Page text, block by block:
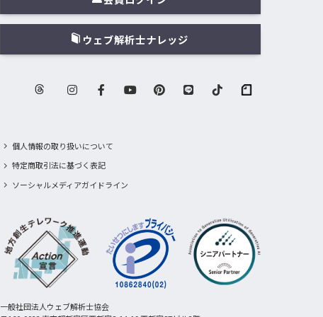
ウェブ解析士ナレッジ
個人情報の取り扱いについて
特定商取引法に基づく表記
ソーシャルメディアガイドライン
一般社団法人ウェブ解析士協会